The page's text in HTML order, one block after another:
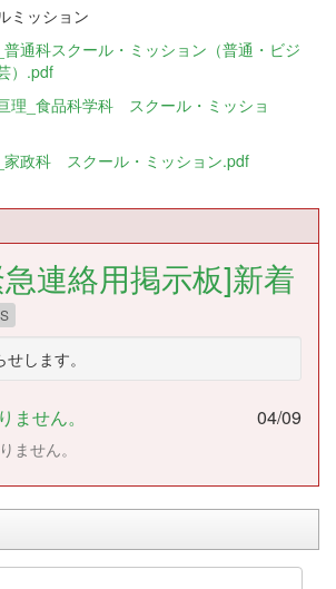
ミッション
普通科スクール・ミッション（普通・ビジ
）.pdf
理_食品科学科 スクール・ミッショ
家政科 スクール・ミッション.pdf
連絡用掲示板]新着
します。
ません。 04/09
ません。